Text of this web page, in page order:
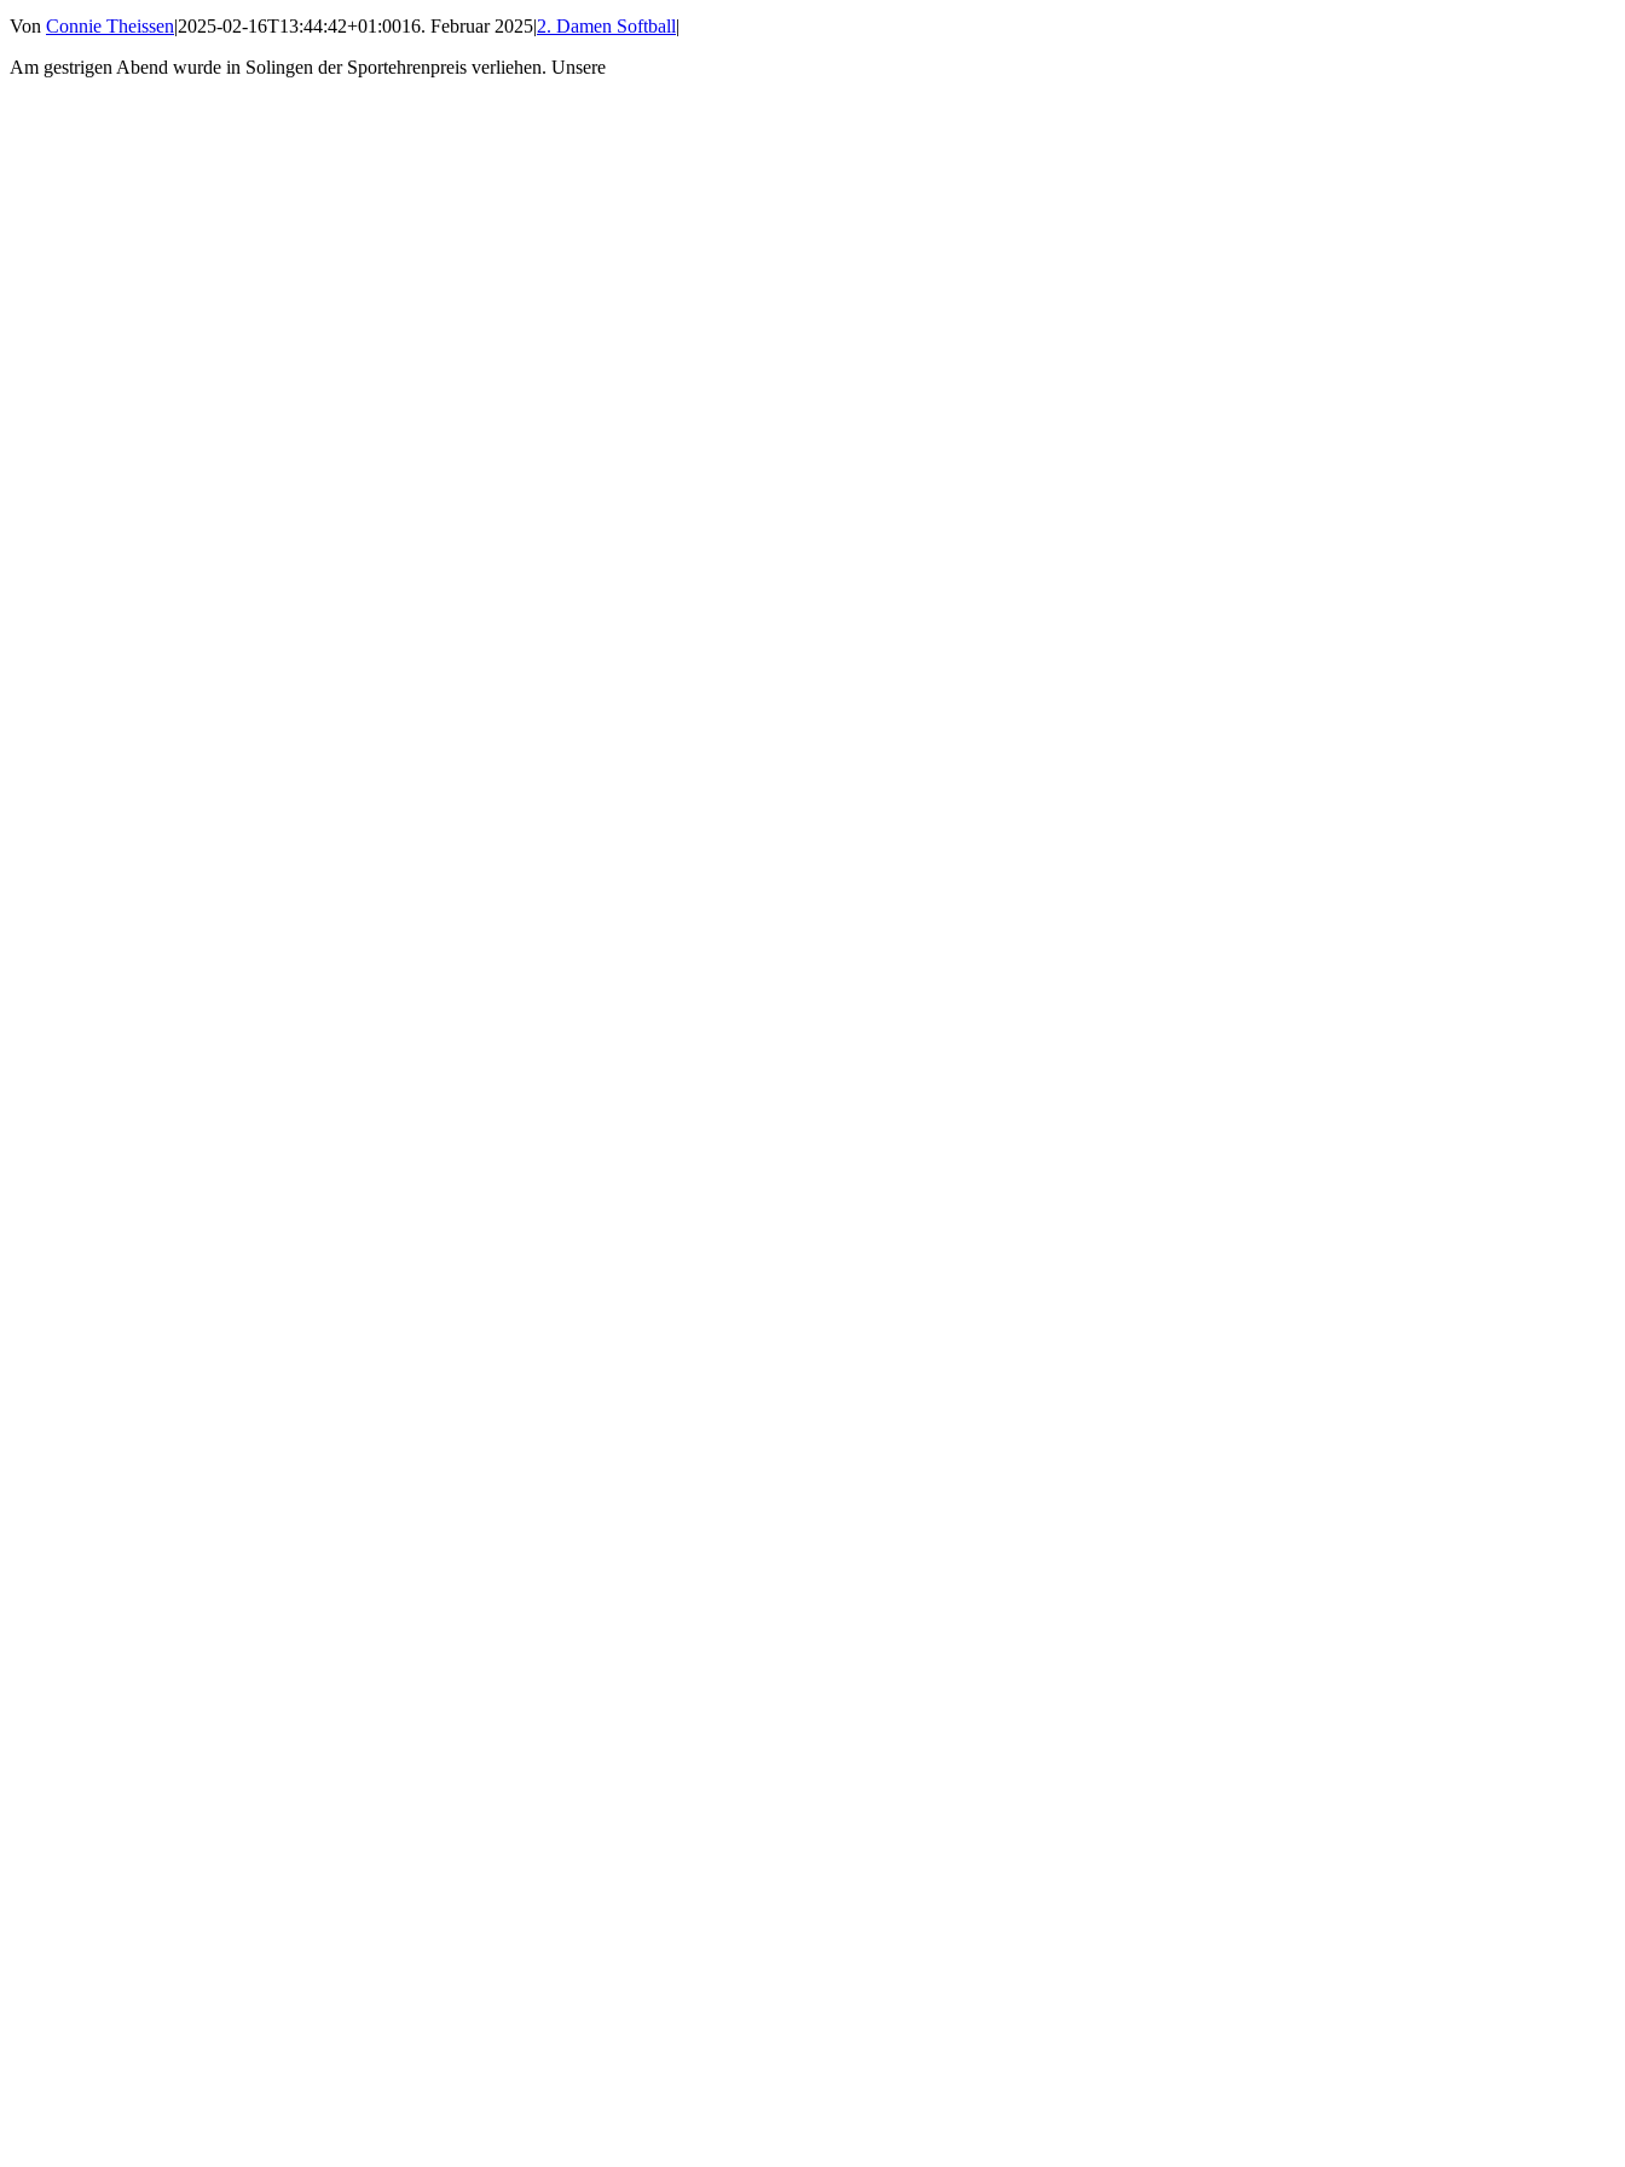
Von Connie Theissen|2025-02-16T13:44:42+01:0016. Februar 2025|2. Damen Softball|
Am gestrigen Abend wurde in Solingen der Sportehrenpreis verliehen. Unsere